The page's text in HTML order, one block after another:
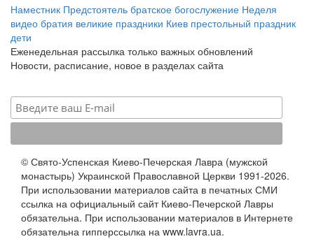
Наместник Предстоятель братское богослужение Неделя
видео братия великие праздники Киев престольный праздник
дети
Еженедельная рассылка только важных обновлений
Новости, расписание, новое в разделах сайта
© Свято-Успенская Киево-Печерская Лавра (мужской
монастырь) Украинской Православной Церкви 1991-2026.
При использовании материалов сайта в печатных СМИ
ссылка на официальный сайт Киево-Печерской Лавры
обязательна. При использовании материалов в Интернете
обязательна гипперссылка на www.lavra.ua.